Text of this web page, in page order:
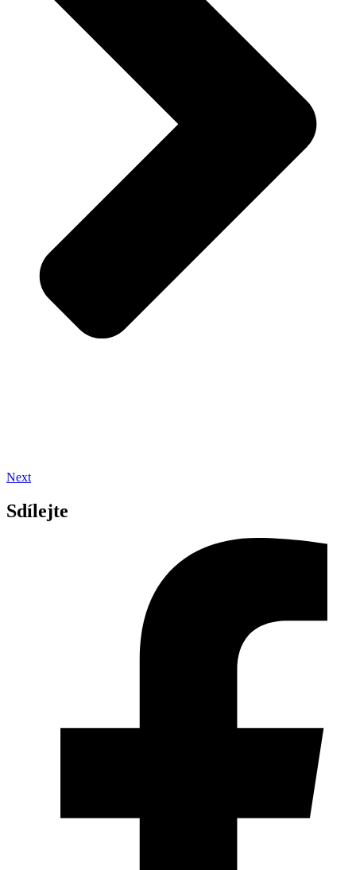
Next
Sdílejte